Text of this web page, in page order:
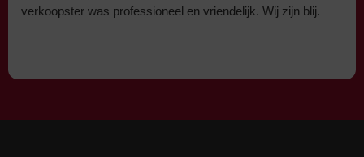
verkoopster was professioneel en vriendelijk. Wij zijn blij.